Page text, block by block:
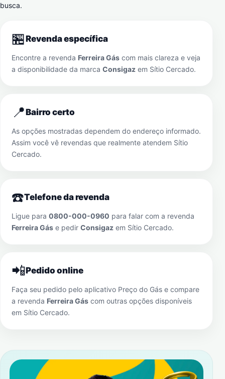
busca.
🏪Revenda específica
Encontre a revenda Ferreira Gás com mais clareza e veja
a disponibilidade da marca Consigaz em Sítio Cercado.
📍Bairro certo
As opções mostradas dependem do endereço informado.
Assim você vê revendas que realmente atendem Sítio
Cercado.
☎️Telefone da revenda
Ligue para 0800-000-0960 para falar com a revenda
Ferreira Gás e pedir Consigaz em Sítio Cercado.
📲Pedido online
Faça seu pedido pelo aplicativo Preço do Gás e compare
a revenda Ferreira Gás com outras opções disponíveis
em Sítio Cercado.